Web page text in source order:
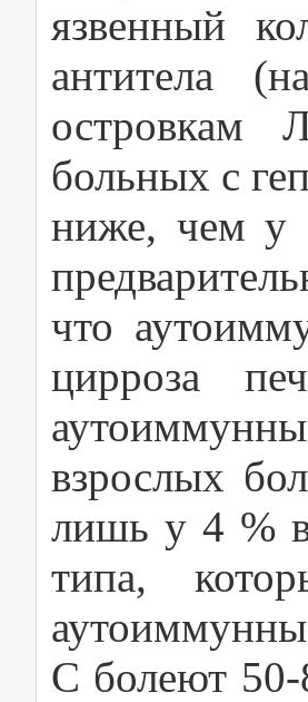
язвенный
антитела
островкам
больных с
ниже, чем у
что
цирроза
взрослых
лишь у 4 %
типа,
С болеют